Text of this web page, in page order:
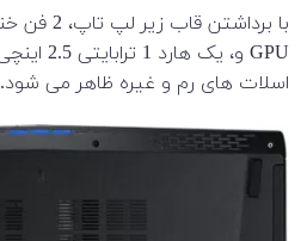
اسلات های رم و غیره ظاهر می شود.